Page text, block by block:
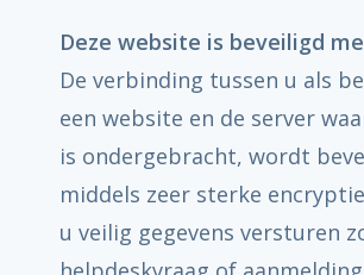
Deze website is beveiligd
De verbinding tussen u als
een website en de server
is ondergebracht, wordt
middels zeer sterke
u veilig gegevens versturen